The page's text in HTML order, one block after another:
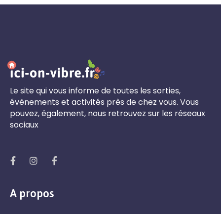
Le site qui vous informe de toutes les sorties,
évènements et activités près de chez vous. Vous
pouvez, également, nous retrouvez sur les réseaux
sociaux
A propos